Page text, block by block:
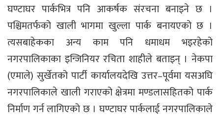
घण्टाघर पार्कभित्र पनि आकर्षक संरचना बनाइने छ ।
पश्चिमतर्फको खाली भागमा खुल्ला पार्क बनायएको छ ।
त्यसबाहेकका अन्य काम पनि धमाधम भइरहेको
नगरपालिकाका इन्जिनियर रचिता शाहीले बताइन् । नेकपा
(एमाले) सुर्खेतको पार्टी कार्यालयदेखि उत्तर–पूर्वमा यसअघि
नगरपालिकाले खाली गराएको क्षेत्रमा मण्डलासहितको पार्क
निर्माण गर्न लागिएको छ । घण्टाघर पार्कलाई नगरपालिकाले